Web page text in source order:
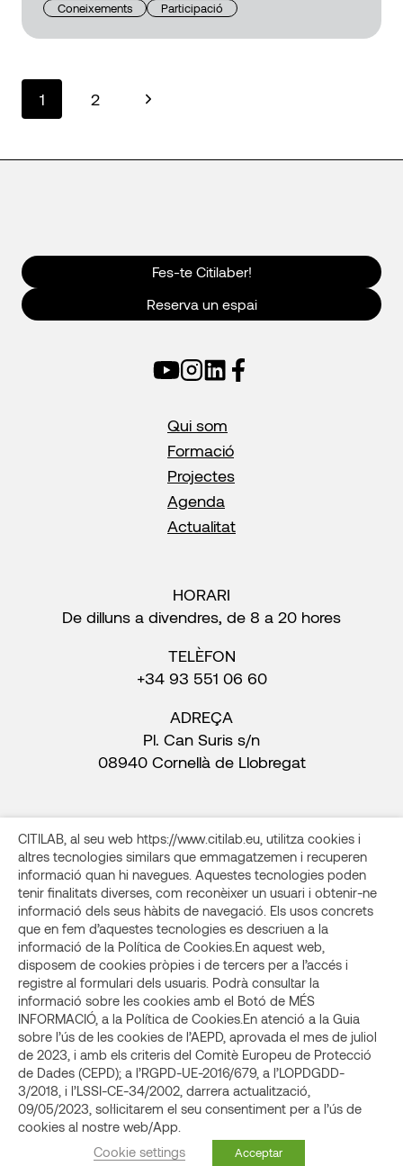
Coneixements Participació
Navegació
de
1 2
Pàgina
Qui som
Formació
Projectes
Agenda
Actualitat
Fes-te Citilaber!
Reserva un espai
HORARI
De dilluns a divendres, de 8 a 20 hores
TELÈFON
+34 93 551 06 60
ADREÇA
Pl. Can Suris s/n
08940 Cornellà de Llobregat
Transparència ContacteAvís legal i Política de privacitat
Política de cookiesCondicions d’ús
Els materials l’autoria del qual és de Citilab, si no s’indica
expressament el contrari, es poden compartir amb llicència
Creative Commons (CC): CC BY-NC-SA 4.0 (internacional),
atribuïnt l’autoria.
Per la resta de coneixements, consulteu les llicències
aplicades als enllaços corresponents a cada material.
Copyright 2024 FUNDACIÓ PEL FOMENT DE LA SOCIETAT DEL
CONEIXEMENT (CITILAB)
CITILAB, al seu web https://www.citilab.eu, utilitza cookies i
altres tecnologies similars que emmagatzemen i recuperen
informació quan hi navegues. Aquestes tecnologies poden
tenir finalitats diverses, com reconèixer un usuari i obtenir-ne
informació dels seus hàbits de navegació. Els usos concrets
que en fem d’aquestes tecnologies es descriuen a la
informació de la Política de Cookies.En aquest web,
disposem de cookies pròpies i de tercers per a l’accés i
registre al formulari dels usuaris. Podrà consultar la
informació sobre les cookies amb el Botó de MÉS
INFORMACIÓ, a la Política de Cookies.En atenció a la Guia
sobre l’ús de les cookies de l’AEPD, aprovada el mes de juliol
de 2023, i amb els criteris del Comitè Europeu de Protecció
de Dades (CEPD); a l’RGPD-UE-2016/679, a l’LOPDGDD-
3/2018, i l’LSSI-CE-34/2002, darrera actualització,
09/05/2023, sol·licitarem el seu consentiment per a l’ús de
cookies al nostre web/App.
Cookie settings
Acceptar